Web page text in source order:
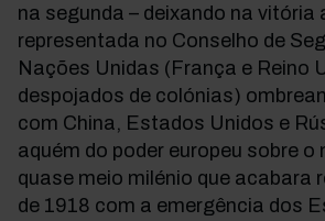
na segunda – deixando na vitória
representada no Conselho de
Nações Unidas (França e Reino
despojados de colónias)
com China, Estados Unidos e
aquém do poder europeu sobre o
quase meio milénio que acabara
de 1918 com a emergência dos